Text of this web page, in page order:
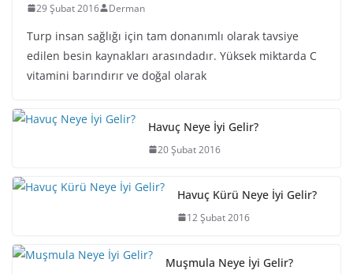
29 Şubat 2016 Derman
Turp insan sağlığı için tam donanımlı olarak tavsiye
edilen besin kaynakları arasındadır. Yüksek miktarda C
vitamini barındırır ve doğal olarak
Havuç Neye İyi Gelir?
20 Şubat 2016
Havuç Kürü Neye İyi Gelir?
12 Şubat 2016
Muşmula Neye İyi Gelir?